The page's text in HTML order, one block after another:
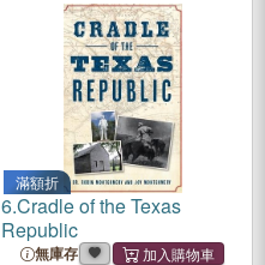
滿額折
6.Cradle of the Texas
Republic
無庫存